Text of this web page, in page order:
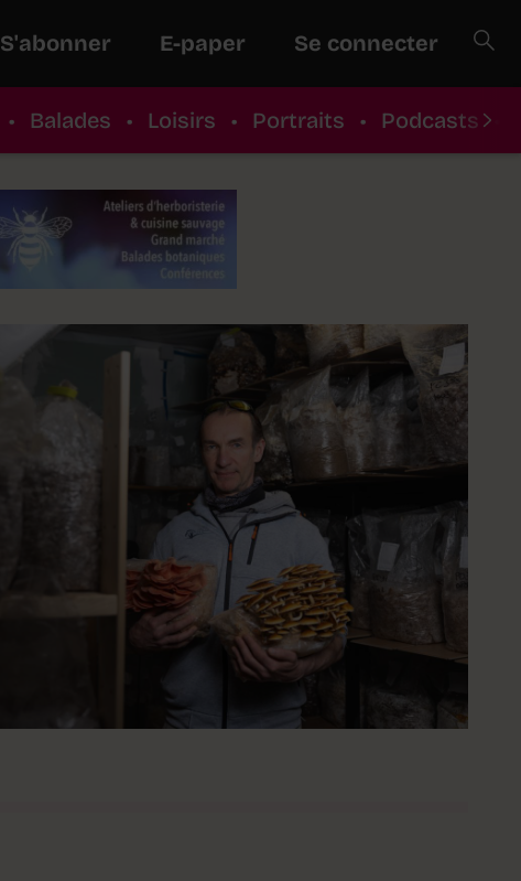
S'abonner E-paper Se connecter
• Balades • Loisirs • Portraits • Podcasts